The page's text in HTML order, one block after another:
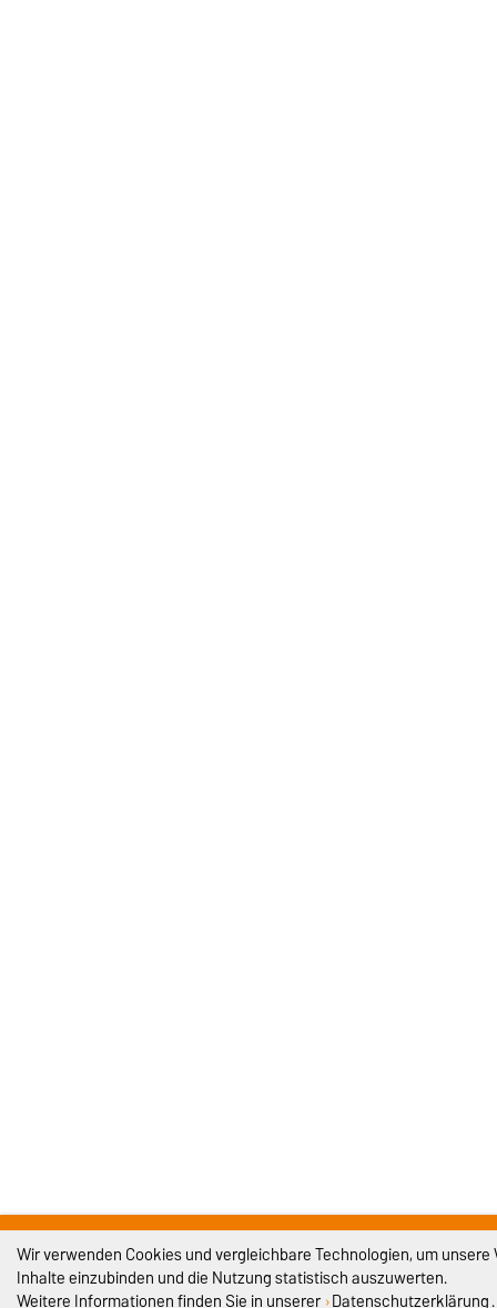
Wir verwenden Cookies und vergleichbare Technologien, um
Inhalte einzubinden und die Nutzung statistisch auszuwerten.
Weitere Informationen finden Sie in unserer Datenschutzerklärung.